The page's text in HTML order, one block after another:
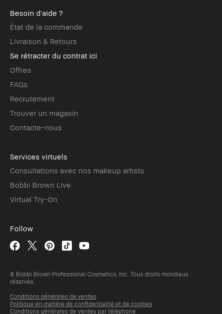
Besoin d'aide ?
État de la commande
Livraison & Retours
Se rétracter du contrat ici
Offres
FAQs
Recrutement
Trouver un magasin
Contacte-nous
Services virtuels
Consultations avec nos makeup artists
Bobbi Brown Live
Virtual Try-On
Follow
© Bobbi Brown Professional Cosmetics, Inc. Tous droits mondiaux
réservés.
Conditions générales de ventes
Politique en matière de confidentialité et de cookies
Conditions générales de ventes par téléphone